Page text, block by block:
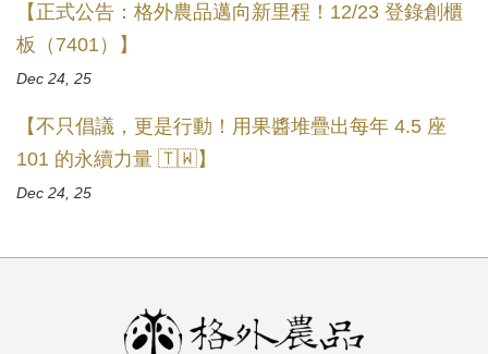
【正式公告：格外農品邁向新里程！12/23 登錄創櫃
板（7401）】
Dec 24, 25
【不只倡議，更是行動！用果醬堆疊出每年 4.5 座
101 的永續力量 🇹🇼】
Dec 24, 25